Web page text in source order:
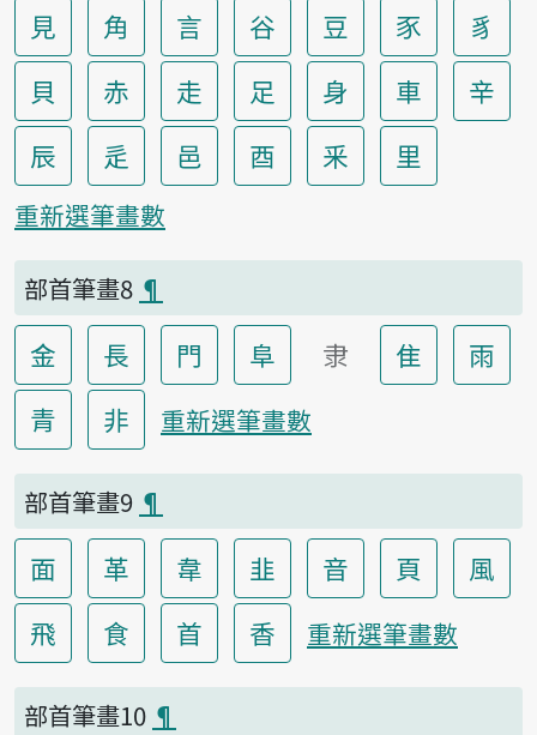
見 角 言 谷 豆 豕
豸
貝
赤 走 足 身 車
辛
辰
辵 邑 酉 釆 里
重新選筆畫數
部首筆畫8 ¶
金 長 門 阜 隶 隹
雨
青
非 重新選筆畫數
部首筆畫9 ¶
面 革 韋 韭 音 頁
風
飛
食 首 香 重新選筆畫數
部首筆畫10 ¶